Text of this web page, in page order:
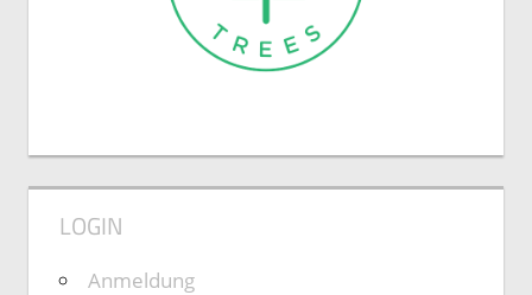
LOGIN
Anmeldung